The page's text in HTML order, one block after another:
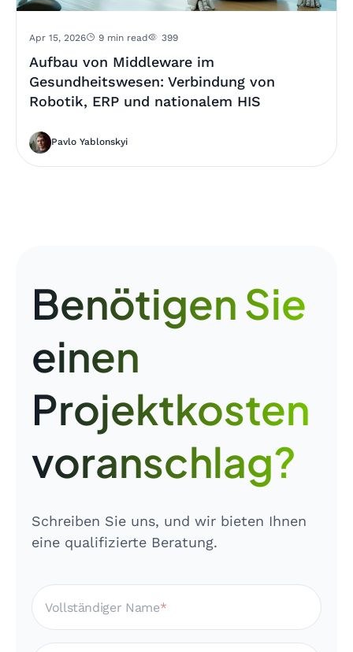
Apr 15, 2026 9 min read 399
Aufbau von Middleware im
Gesundheitswesen: Verbindung von
Robotik, ERP und nationalem HIS
Pavlo Yablonskyi
Benötigen Sie
einen
Projektkosten
voranschlag?
Schreiben Sie uns, und wir bieten Ihnen
eine qualifizierte Beratung.
Vollständiger Name